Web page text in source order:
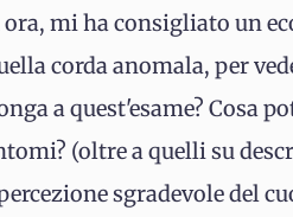
ora, mi ha consigliato un
corda anomala, per
a quest'esame? Cosa
(oltre a quelli su
sgradevole del